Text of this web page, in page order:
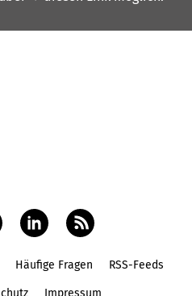
Häufige Fragen RSS-Feeds